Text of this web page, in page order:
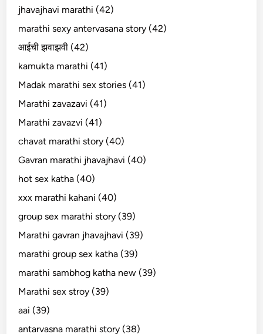
jhavajhavi marathi (42)
marathi sexy antervasana story (42)
आईची झवाझवी (42)
kamukta marathi (41)
Madak marathi sex stories (41)
Marathi zavazavi (41)
Marathi zavazvi (41)
chavat marathi story (40)
Gavran marathi jhavajhavi (40)
hot sex katha (40)
xxx marathi kahani (40)
group sex marathi story (39)
Marathi gavran jhavajhavi (39)
marathi group sex katha (39)
marathi sambhog katha new (39)
Marathi sex stroy (39)
aai (39)
antarvasna marathi story (38)